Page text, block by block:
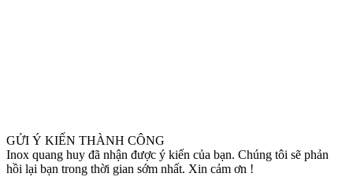
GỬI Ý KIẾN THÀNH CÔNG
Inox quang huy đã nhận được ý kiến của bạn. Chúng tôi sẽ phản
hồi lại bạn trong thời gian sớm nhất. Xin cảm ơn !